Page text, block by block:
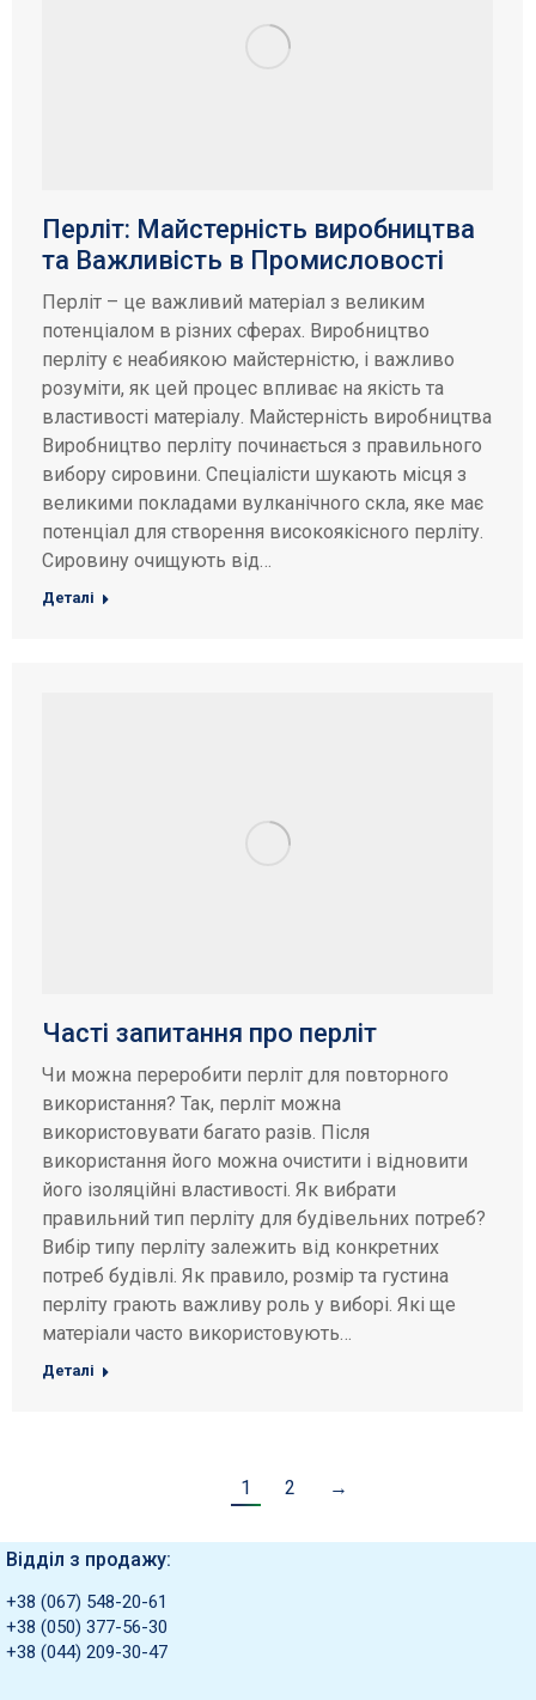
Перліт: Майстерність виробництва
та Важливість в Промисловості
Перліт – це важливий матеріал з великим
потенціалом в різних сферах. Виробництво
перліту є неабиякою майстерністю, і важливо
розуміти, як цей процес впливає на якість та
властивості матеріалу. Майстерність виробництва
Виробництво перліту починається з правильного
вибору сировини. Спеціалісти шукають місця з
великими покладами вулканічного скла, яке має
потенціал для створення високоякісного перліту.
Сировину очищують від…
Деталі
Часті запитання про перліт
Чи можна переробити перліт для повторного
використання? Так, перліт можна
використовувати багато разів. Після
використання його можна очистити і відновити
його ізоляційні властивості. Як вибрати
правильний тип перліту для будівельних потреб?
Вибір типу перліту залежить від конкретних
потреб будівлі. Як правило, розмір та густина
перліту грають важливу роль у виборі. Які ще
матеріали часто використовують…
Деталі
1 2 →
Відділ з продажу:
+38 (067) 548-20-61
+38 (050) 377-56-30
+38 (044) 209-30-47